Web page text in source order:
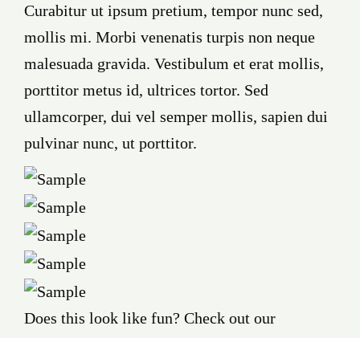
Curabitur ut ipsum pretium, tempor nunc sed,
mollis mi. Morbi venenatis turpis non neque
malesuada gravida. Vestibulum et erat mollis,
porttitor metus id, ultrices tortor. Sed
ullamcorper, dui vel semper mollis, sapien dui
pulvinar nunc, ut porttitor.
Does this look like fun? Check out our